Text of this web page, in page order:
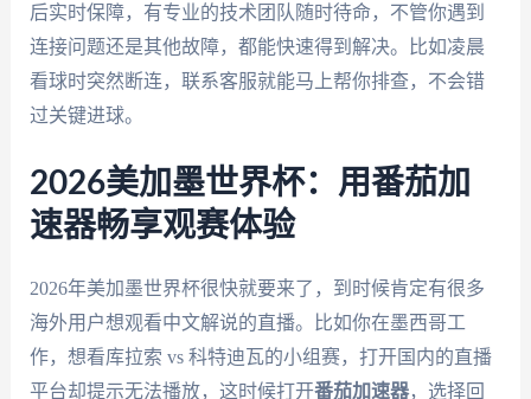
后实时保障，有专业的技术团队随时待命，不管你遇到
连接问题还是其他故障，都能快速得到解决。比如凌晨
看球时突然断连，联系客服就能马上帮你排查，不会错
过关键进球。
2026美加墨世界杯：用番茄加
速器畅享观赛体验
2026年美加墨世界杯很快就要来了，到时候肯定有很多
海外用户想观看中文解说的直播。比如你在墨西哥工
作，想看库拉索 vs 科特迪瓦的小组赛，打开国内的直播
平台却提示无法播放，这时候打开番茄加速器，选择回